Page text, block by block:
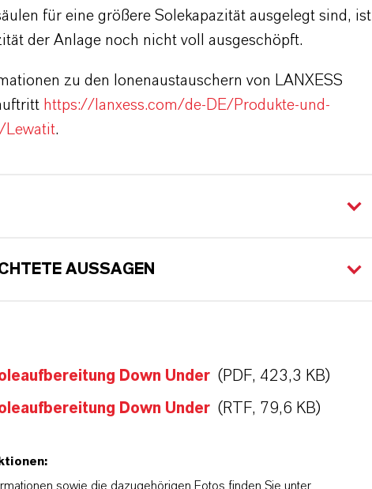
für eine größere Solekapazität ausgelegt sind, ist
der Anlage noch nicht voll ausgeschöpft.
zu den Ionenaustauschern von LANXESS
https://lanxess.com/de-DE/Produkte-und-
Lewatit.
AUSSAGEN
Down Under (PDF, 423,3 KB)
Down Under (RTF, 79,6 KB)
sowie die dazugehörigen Fotos finden Sie unter